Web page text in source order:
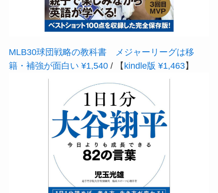
MLB30球団戦略の教科書 メジャーリーグは移
籍・補強が面白い ¥1,540/ 【 kindle版 ¥1,463】